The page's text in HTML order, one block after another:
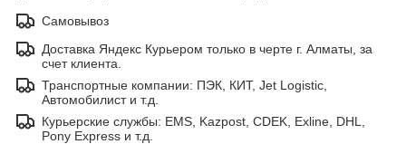
Самовывоз
Доставка Яндекс Курьером только в черте г. Алматы, за
счет клиента.
Транспортные компании: ПЭК, КИТ, Jet Logistic,
Автомобилист и т.д.
Курьерские службы: EMS, Kazpost, CDEK, Exline, DHL,
Pony Express и т.д.